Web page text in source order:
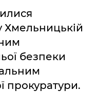
Хмельницькій
безпеки
прокуратури.